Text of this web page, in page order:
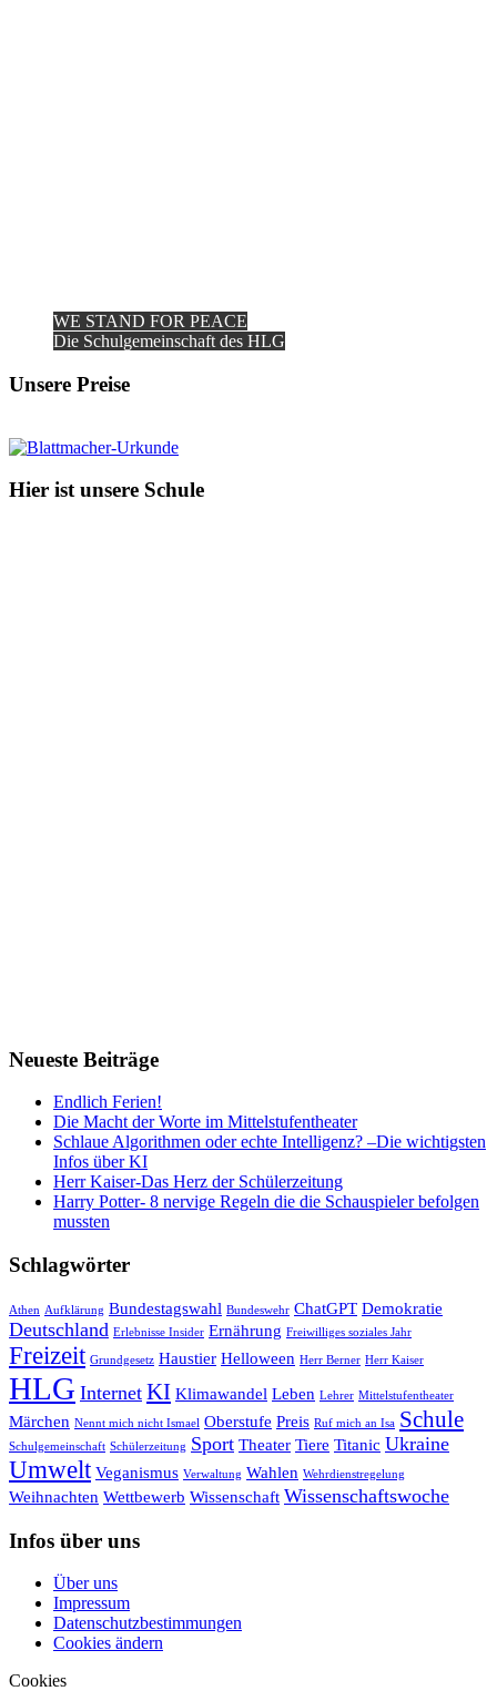
WE STAND FOR PEACE
Die Schulgemeinschaft des HLG
Unsere Preise
Hier ist unsere Schule
Neueste Beiträge
Endlich Ferien!
Die Macht der Worte im Mittelstufentheater
Schlaue Algorithmen oder echte Intelligenz? –Die wichtigsten
Infos über KI
Herr Kaiser-Das Herz der Schülerzeitung
Harry Potter- 8 nervige Regeln die die Schauspieler befolgen
mussten
Schlagwörter
Athen Aufklärung Bundestagswahl Bundeswehr ChatGPT Demokratie
Deutschland Erlebnisse Insider Ernährung Freiwilliges soziales Jahr
Freizeit Grundgesetz Haustier Helloween Herr Berner Herr Kaiser
HLG Internet KI Klimawandel Leben Lehrer Mittelstufentheater
Märchen Nennt mich nicht Ismael Oberstufe Preis Ruf mich an Isa Schule
Schulgemeinschaft Schülerzeitung Sport Theater Tiere Titanic Ukraine
Umwelt Veganismus Verwaltung Wahlen Wehrdienstregelung
Weihnachten Wettbewerb Wissenschaft Wissenschaftswoche
Infos über uns
Über uns
Impressum
Datenschutzbestimmungen
Cookies ändern
Cookies